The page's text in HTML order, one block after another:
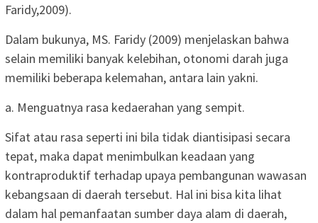
Faridy,2009).
Dalam bukunya, MS. Faridy (2009) menjelaskan bahwa
selain memiliki banyak kelebihan, otonomi darah juga
memiliki beberapa kelemahan, antara lain yakni.
a. Menguatnya rasa kedaerahan yang sempit.
Sifat atau rasa seperti ini bila tidak diantisipasi secara
tepat, maka dapat menimbulkan keadaan yang
kontraproduktif terhadap upaya pembangunan wawasan
kebangsaan di daerah tersebut. Hal ini bisa kita lihat
dalam hal pemanfaatan sumber daya alam di daerah,